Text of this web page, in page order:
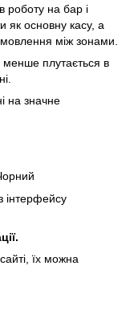
роботу на бар і
як основну касу, а
між зонами.
менше плутається в
на значне
інтерфейсу
їх можна